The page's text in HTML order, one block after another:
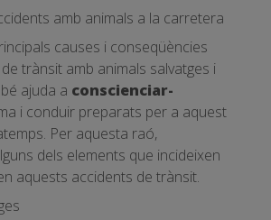
amb animals a la carretera
causes i conseqüències
trànsit amb animals salvatges i
ajuda a conscienciar-
i conduir preparats per a aquest
Per aquesta raó,
dels elements que incideixen
aquests accidents de trànsit.